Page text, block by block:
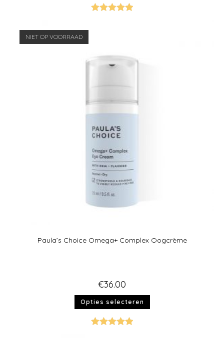
NIET OP VOORRAAD
Paula’s Choice Omega+ Complex Oogcrème
€36.00
Opties selecteren